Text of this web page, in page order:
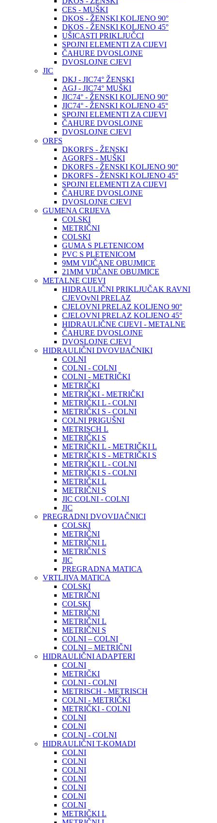
CES - MUŠKI
DKOS - ŽENSKI KOLJENO 90°
DKOS - ŽENSKI KOLJENO 45°
UŠICASTI PRIKLJUČCI
SPOJNI ELEMENTI ZA CIJEVI
ČAHURE DVOSLOJNE
DVOSLOJNE CJEVI
JIC
DKJ - JIC74° ŽENSKI
AGJ - JIC74° MUŠKI
JIC74° - ŽENSKI KOLJENO 90°
JIC74° - ŽENSKI KOLJENO 45°
SPOJNI ELEMENTI ZA CIJEVI
ČAHURE DVOSLOJNE
DVOSLOJNE CJEVI
ORFS
DKORFS - ŽENSKI
AGORFS - MUŠKI
DKORFS - ŽENSKI KOLJENO 90°
DKORFS - ŽENSKI KOLJENO 45°
SPOJNI ELEMENTI ZA CIJEVI
ČAHURE DVOSLOJNE
DVOSLOJNE CJEVI
GUMENA CRIJEVA
COLSKI
METRIČNI
COLSKI
GUMA S PLETENICOM
PVC S PLETENICOM
9MM VIJČANE OBUJMICE
21MM VIJČANE OBUJMICE
METALNE CIJEVI
HIDRAULIČNI PRIKLJUČAK RAVNI
CJEVOvNI PRELAZ
CJELOVNI PRELAZ KOLJENO 90°
CJELOVNI PRELAZ KOLJENO 45°
HIDRAULIČNE CIJEVI - METALNE
ČAHURE DVOSLOJNE
DVOSLOJNE CJEVI
HIDRAULIČNI DVOVIJAČNIKI
COLNI
COLNI - COLNI
COLNI - METRIČKI
METRIČKI
METRIČKI - METRIČKI
METRIČKI L - COLNI
METRIČKI S - COLNI
COLNI PRIGUŠNI
METRISCH L
METRIČKI S
METRIČKI L - METRIČKI L
METRIČKI S - METRIČKI S
METRIČKI L - COLNI
METRIČKI S - COLNI
METRIČKI L
METRIČNI S
JIC COLNI - COLNI
JIC
PREGRADNI DVOVIJAČNICI
COLSKI
METRIČNI
METRIČNI L
METRIČNI S
JIC
PREGRADNA MATICA
VRTLJIVA MATICA
COLSKI
METRIČNI
COLSKI
METRIČNI
METRIČNI L
METRIČNI S
COLNI – COLNI
COLNI – METRIČNI
HIDRAULIČNI ADAPTERI
COLNI
METRIČKI
COLNI - COLNI
METRISCH - METRISCH
COLNI - METRIČKI
METRIČKI - COLNI
COLNI
COLNI
COLNI - COLNI
HIDRAULIČNI T-KOMADI
COLNI
COLNI
COLNI
COLNI
COLNI
COLNI
COLNI
METRIČKI L